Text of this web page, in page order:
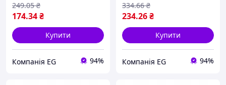
174.34₴
249.05 ₴
Купити
Компанія EG 94%
234.26₴
334.66 ₴
Купити
Компанія EG 94%